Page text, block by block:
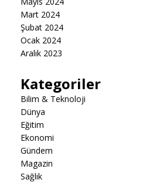
Mart 2024
Şubat 2024
Ocak 2024
Aralık 2023
Kategoriler
Bilim & Teknoloji
Dünya
Eğitim
Ekonomi
Gündem
Magazin
Sağlık